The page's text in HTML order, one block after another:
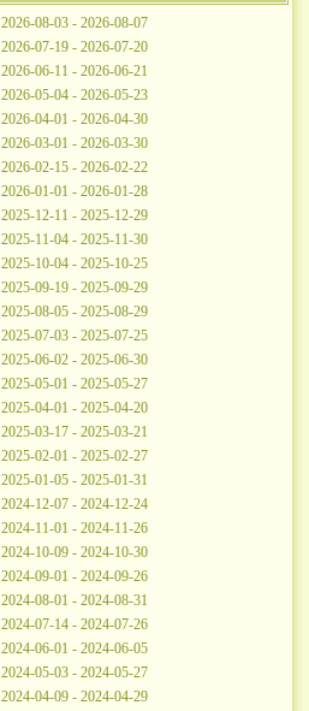
2026-08-03 - 2026-08-07
2026-07-19 - 2026-07-20
2026-06-11 - 2026-06-21
2026-05-04 - 2026-05-23
2026-04-01 - 2026-04-30
2026-03-01 - 2026-03-30
2026-02-15 - 2026-02-22
2026-01-01 - 2026-01-28
2025-12-11 - 2025-12-29
2025-11-04 - 2025-11-30
2025-10-04 - 2025-10-25
2025-09-19 - 2025-09-29
2025-08-05 - 2025-08-29
2025-07-03 - 2025-07-25
2025-06-02 - 2025-06-30
2025-05-01 - 2025-05-27
2025-04-01 - 2025-04-20
2025-03-17 - 2025-03-21
2025-02-01 - 2025-02-27
2025-01-05 - 2025-01-31
2024-12-07 - 2024-12-24
2024-11-01 - 2024-11-26
2024-10-09 - 2024-10-30
2024-09-01 - 2024-09-26
2024-08-01 - 2024-08-31
2024-07-14 - 2024-07-26
2024-06-01 - 2024-06-05
2024-05-03 - 2024-05-27
2024-04-09 - 2024-04-29